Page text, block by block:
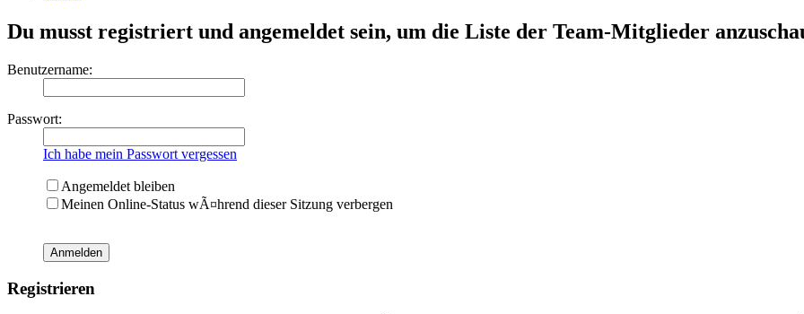
Du musst registriert und angemeldet sein, um die Liste der Team-Mitglieder
Benutzername:
Passwort:
Ich habe mein Passwort vergessen
Angemeldet bleiben
Meinen Online-Status wÃ¤hrend dieser Sitzung verbergen
Registrieren